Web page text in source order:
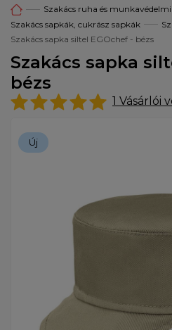
Szakács ruha és
Szakács sapkák, cukrász sapkák
Szakács sapka siltel EGOchef - bézs
Szakács sapka
bézs
1 Vásárlói
Új